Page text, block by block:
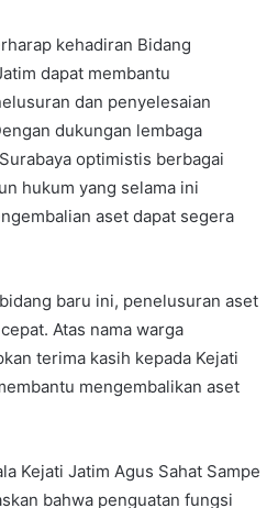
kehadiran Bidang
dapat membantu
dan penyelesaian
dukungan lembaga
optimistis berbagai
hukum yang selama ini
aset dapat segera
baru ini, penelusuran aset
Atas nama warga
terima kasih kepada Kejati
mengembalikan aset
Kejati Jatim Agus Sahat Sampe
bahwa penguatan fungsi